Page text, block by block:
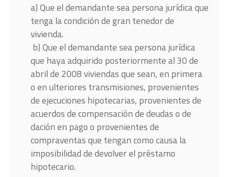
a) Que el demandante sea persona jurídica que
tenga la condición de gran tenedor de
vivienda.
b) Que el demandante sea persona jurídica
que haya adquirido posteriormente al 30 de
abril de 2008 viviendas que sean, en primera
o en ulteriores transmisiones, provenientes
de ejecuciones hipotecarias, provenientes de
acuerdos de compensación de deudas o de
dación en pago o provenientes de
compraventas que tengan como causa la
imposibilidad de devolver el préstamo
hipotecario.